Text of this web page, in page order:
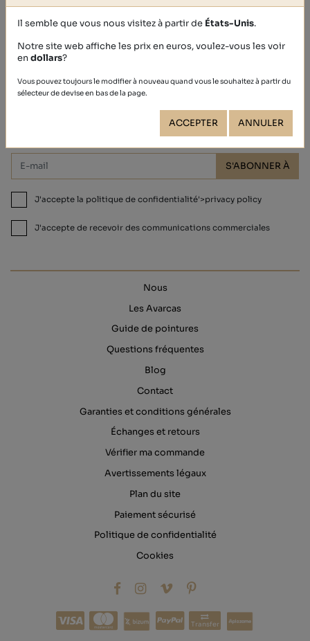
Toute l'équipe sera ravie de vous accueillir, nous vous attendons !
Abonnez-vous et bénéficiez d'une
réduction de 10 % !
S'ABONNER À
J'accepte la politique de confidentialité'>privacy policy
J'accepte de recevoir des communications commerciales
Nous
Les Avarcas
Guide de pointures
Questions fréquentes
Blog
Contact
Garanties et conditions générales
Échanges et retours
Vérifier ma commande
Avertissements légaux
Plan du site
Paiement sécurisé
Politique de confidentialité
Cookies
Transfer
Il semble que vous nous visitez à partir de États-Unis.
Notre site web affiche les prix en euros, voulez-vous les voir
endollars?
Vous pouvez toujours le modifier à nouveau quand vous le souhaitez à partir du
sélecteur de devise en bas de la page.
ACCEPTER ANNULER